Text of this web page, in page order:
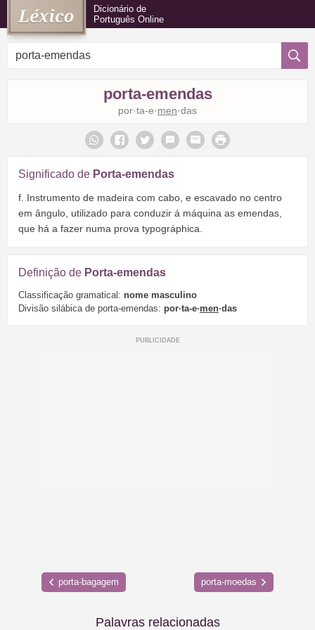
Dicionário de
Português Online
porta-emendas
por·ta-e·men·das
Significado de Porta-emendas
f. Instrumento de madeira com cabo, e escavado no centro
em ângulo, utilizado para conduzir á máquina as emendas,
que há a fazer numa prova typográphica.
Definição de Porta-emendas
Classificação gramatical: nome masculino
Divisão silábica de porta-emendas: por·ta-e·men·das
porta-bagagem porta-moedas
Palavras relacionadas